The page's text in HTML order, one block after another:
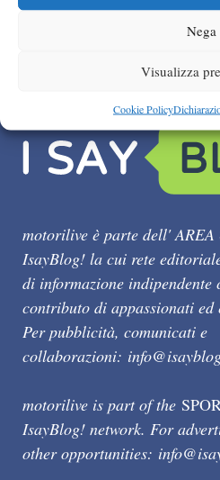
Nega
Visualizza
Cookie Policy
motorilive è parte dell' AREA
IsayBlog! la cui rete
di informazione indipendente
contributo di appassionati ed
Per pubblicità, comunicati e
collaborazioni:
motorilive is part of the
IsayBlog! network. For
other opportunities: